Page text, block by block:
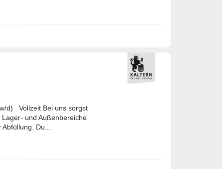
d) Vollzeit Bei uns sorgst
und Außenbereiche
Du...